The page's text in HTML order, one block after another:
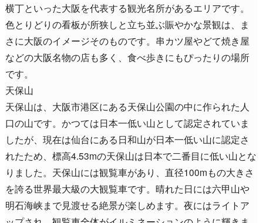
横丁といった大阪を代表する観光名所があるエリアです。
色とりどりの看板が所狭しと立ち並ぶ賑やかな景観は、ま
さに大阪のイメージそのものです。串カツ屋やどて焼き屋
などの大阪名物の店も多く、食べ歩きにもぴったりの場所
です。
天保山
天保山は、大阪市港区にある天保山公園の中に作られた人
口の山です。かつては日本一低い山として認定されていま
したが、現在は仙台にある日和山が日本一低い山に認定さ
れたため、標高4.53mの天保山は日本で二番目に低い山とな
りました。天保山には観覧車があり、直径100mもの大きさ
を誇る世界最大級の大観覧車です。晴れた日には六甲山や
明石海峡まで見渡せる絶景が楽しめます。夜にはライトア